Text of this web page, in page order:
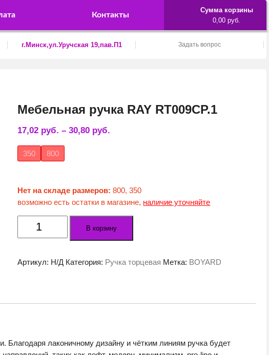
Контакты
Сумма корзины
0,00 руб.
г.Минск,ул.Уручская 19,пав.П1 Задать вопрос
Мебельная ручка RAY RT009CP.1
17,02 руб. –30,80 руб.
350 800
Нет на складе размеров: 800, 350
возможно есть остатки в магазине, наличие уточняйте
Количество
товара
RAY
В корзину
Артикул: Н/Д Категория: Ручка торцевая Метка: BOYARD
лаконичному дизайну и чётким линиям ручка будет